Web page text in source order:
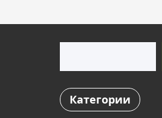
Категории